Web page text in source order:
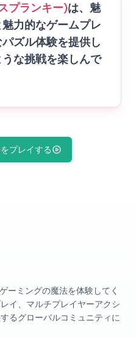
プランキー)は、魅
力的なゲームプレ
ズル体験を提供し
な挑戦を楽しんで
プレイする
ーミングの魔法を体験してく
イ、マルチプレイヤーアクシ
るグローバルコミュニティに